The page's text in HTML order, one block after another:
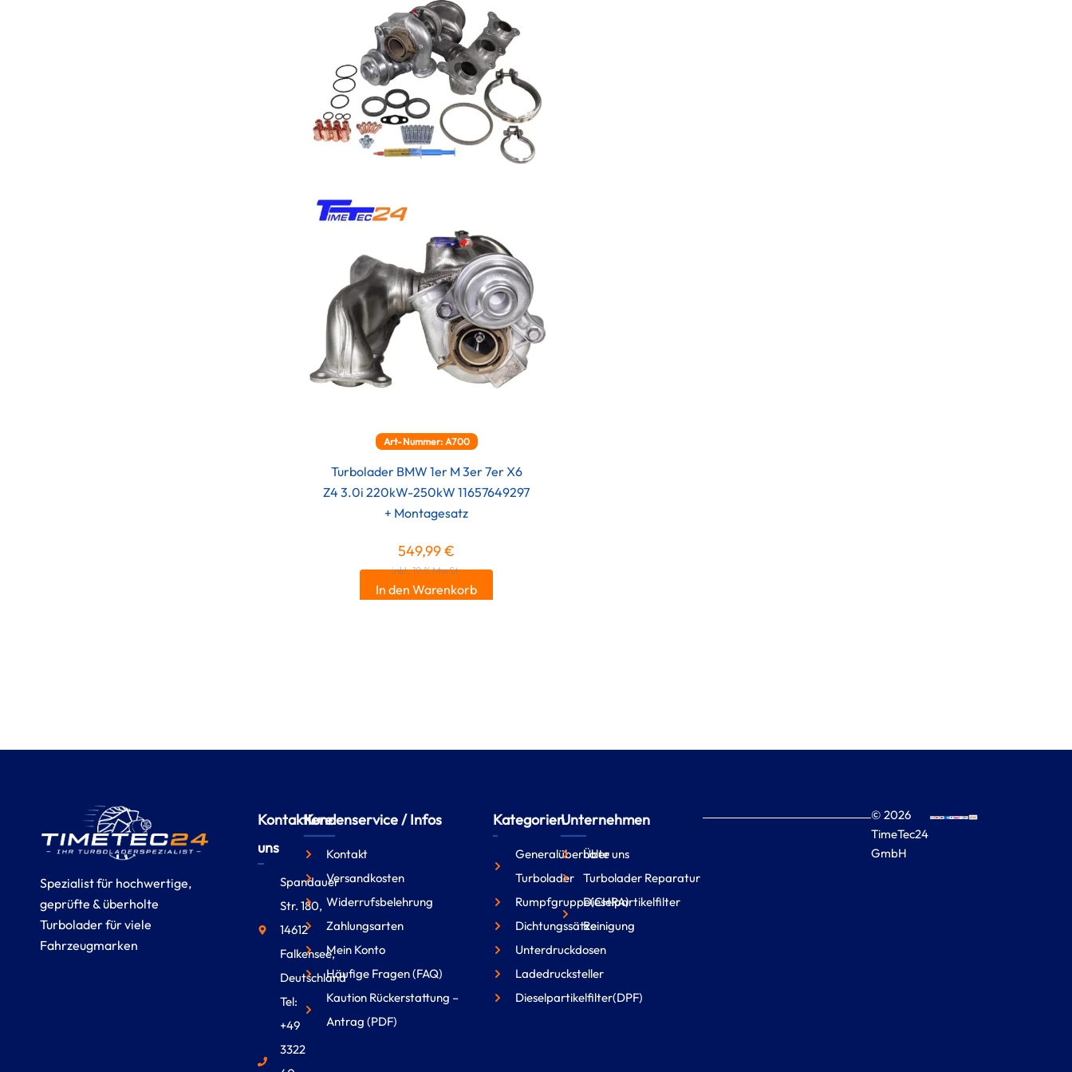
Art-Nummer: A700
Turbolader BMW 1er M 3er 7er X6
Z4 3.0i 220kW-250kW 11657649297
+ Montagesatz
549,99€
inkl. 19 % MwSt.
In den Warenkorb
Spezialist für hochwertige,
geprüfte & überholte
Turbolader für viele
Fahrzeugmarken
Kontaktiere
uns
Spandauer
Str. 180,
14612
Falkensee,
Deutschland
Tel:
+49
3322
Kundenservice / Infos
Kontakt
Versandkosten
Widerrufsbelehrung
Zahlungsarten
Mein Konto
Häufige Fragen (FAQ)
Kaution Rückerstattung –
Antrag (PDF)
Kategorien
Generalüberholte
Turbolader
Rumpfgruppe(CHRA)
Dichtungssätze
Unterdruckdosen
Ladedrucksteller
Dieselpartikelfilter(DPF)
Unternehmen
Über uns
Turbolader Reparatur
Dieselpartikelfilter
Reinigung
© 2026
TimeTec24
GmbH